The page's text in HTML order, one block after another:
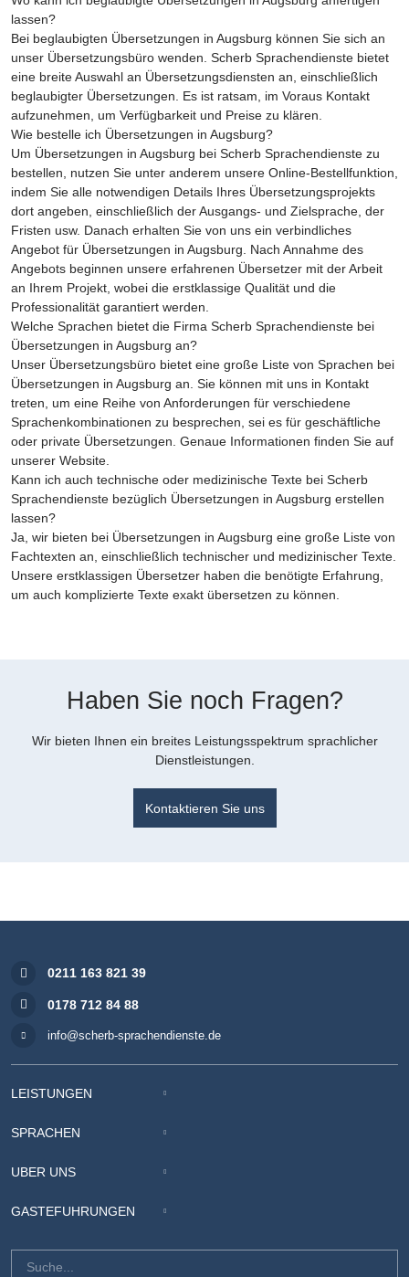
lassen?
Bei beglaubigten Übersetzungen in Augsburg können Sie sich an
unser Übersetzungsbüro wenden. Scherb Sprachendienste bietet
eine breite Auswahl an Übersetzungsdiensten an, einschließlich
beglaubigter Übersetzungen. Es ist ratsam, im Voraus Kontakt
aufzunehmen, um Verfügbarkeit und Preise zu klären.
Wie bestelle ich Übersetzungen in Augsburg?
Um Übersetzungen in Augsburg bei Scherb Sprachendienste zu
bestellen, nutzen Sie unter anderem unsere Online-Bestellfunktion,
indem Sie alle notwendigen Details Ihres Übersetzungsprojekts
dort angeben, einschließlich der Ausgangs- und Zielsprache, der
Fristen usw. Danach erhalten Sie von uns ein verbindliches
Angebot für Übersetzungen in Augsburg. Nach Annahme des
Angebots beginnen unsere erfahrenen Übersetzer mit der Arbeit
an Ihrem Projekt, wobei die erstklassige Qualität und die
Professionalität garantiert werden.
Welche Sprachen bietet die Firma Scherb Sprachendienste bei
Übersetzungen in Augsburg an?
Unser Übersetzungsbüro bietet eine große Liste von Sprachen bei
Übersetzungen in Augsburg an. Sie können mit uns in Kontakt
treten, um eine Reihe von Anforderungen für verschiedene
Sprachenkombinationen zu besprechen, sei es für geschäftliche
oder private Übersetzungen. Genaue Informationen finden Sie auf
unserer Website.
Kann ich auch technische oder medizinische Texte bei Scherb
Sprachendienste bezüglich Übersetzungen in Augsburg erstellen
lassen?
Ja, wir bieten bei Übersetzungen in Augsburg eine große Liste von
Fachtexten an, einschließlich technischer und medizinischer Texte.
Unsere erstklassigen Übersetzer haben die benötigte Erfahrung,
um auch komplizierte Texte exakt übersetzen zu können.
Haben Sie noch Fragen?
Wir bieten Ihnen ein breites Leistungsspektrum sprachlicher
Dienstleistungen.
Kontaktieren Sie uns
0211 163 821 39
0178 712 84 88
info@scherb-sprachendienste.de
LEISTUNGEN
SPRACHEN
ÜBER UNS
GÄSTEFÜHRUNGEN